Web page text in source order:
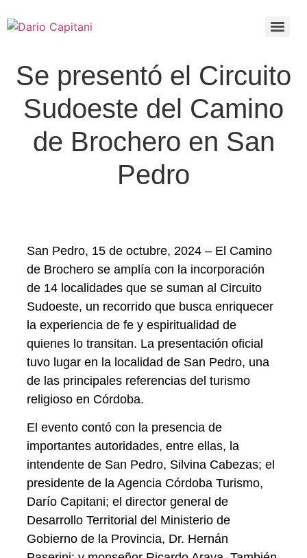
Se presentó el Circuito
Sudoeste del Camino
de Brochero en San
Pedro
San Pedro, 15 de octubre, 2024 – El Camino
de Brochero se amplía con la incorporación
de 14 localidades que se suman al Circuito
Sudoeste, un recorrido que busca enriquecer
la experiencia de fe y espiritualidad de
quienes lo transitan. La presentación oficial
tuvo lugar en la localidad de San Pedro, una
de las principales referencias del turismo
religioso en Córdoba.
El evento contó con la presencia de
importantes autoridades, entre ellas, la
intendente de San Pedro, Silvina Cabezas; el
presidente de la Agencia Córdoba Turismo,
Darío Capitani; el director general de
Desarrollo Territorial del Ministerio de
Gobierno de la Provincia, Dr. Hernán